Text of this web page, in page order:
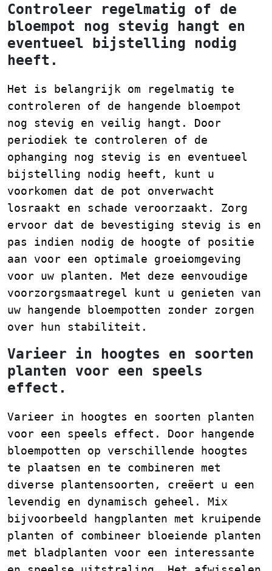
Controleer regelmatig of de
bloempot nog stevig hangt en
eventueel bijstelling nodig
heeft.
Het is belangrijk om regelmatig te
controleren of de hangende bloempot
nog stevig en veilig hangt. Door
periodiek te controleren of de
ophanging nog stevig is en eventueel
bijstelling nodig heeft, kunt u
voorkomen dat de pot onverwacht
losraakt en schade veroorzaakt. Zorg
ervoor dat de bevestiging stevig is en
pas indien nodig de hoogte of positie
aan voor een optimale groeiomgeving
voor uw planten. Met deze eenvoudige
voorzorgsmaatregel kunt u genieten van
uw hangende bloempotten zonder zorgen
over hun stabiliteit.
Varieer in hoogtes en soorten
planten voor een speels
effect.
Varieer in hoogtes en soorten planten
voor een speels effect. Door hangende
bloempotten op verschillende hoogtes
te plaatsen en te combineren met
diverse plantensoorten, creëert u een
levendig en dynamisch geheel. Mix
bijvoorbeeld hangplanten met kruipende
planten of combineer bloeiende planten
met bladplanten voor een interessante